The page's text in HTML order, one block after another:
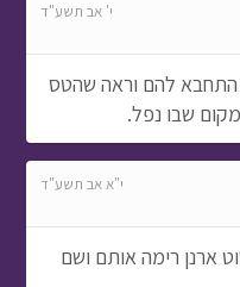
י' אב תשע"ד
התחבא להם וראה שהטס
שבו נפל.
י"א אב תשע"ד
ארנן רימה אותם ושם